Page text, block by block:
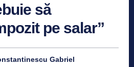
să
pe salar”
Gabriel